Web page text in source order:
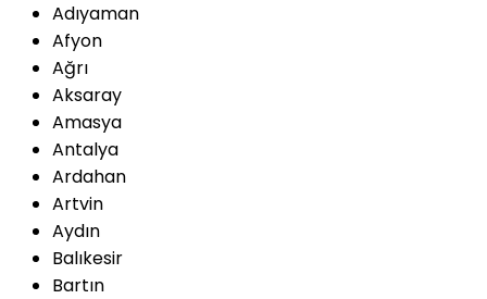
Adıyaman
Afyon
Ağrı
Aksaray
Amasya
Antalya
Ardahan
Artvin
Aydın
Balıkesir
Bartın